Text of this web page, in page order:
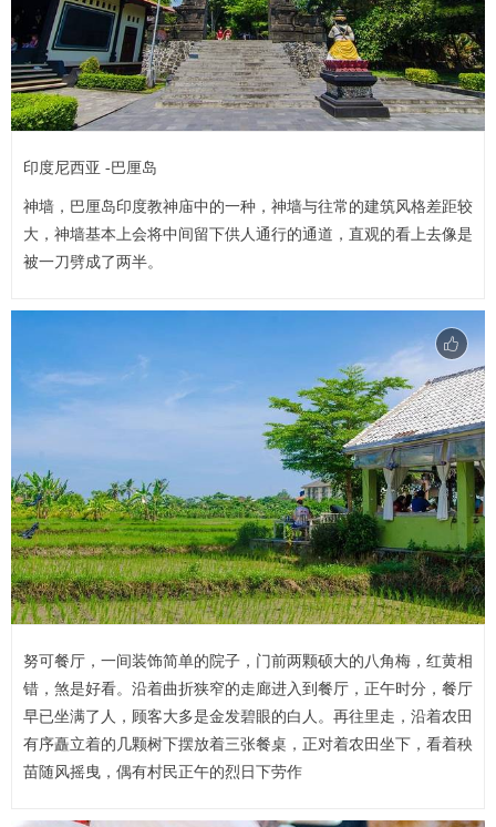
印度尼西亚 -巴厘岛
神墙，巴厘岛印度教神庙中的一种，神墙与往常的建筑风格差距较
大，神墙基本上会将中间留下供人通行的通道，直观的看上去像是
被一刀劈成了两半。
努可餐厅，一间装饰简单的院子，门前两颗硕大的八角梅，红黄相
错，煞是好看。沿着曲折狭窄的走廊进入到餐厅，正午时分，餐厅
早已坐满了人，顾客大多是金发碧眼的白人。再往里走，沿着农田
有序矗立着的几颗树下摆放着三张餐桌，正对着农田坐下，看着秧
苗随风摇曳，偶有村民正午的烈日下劳作